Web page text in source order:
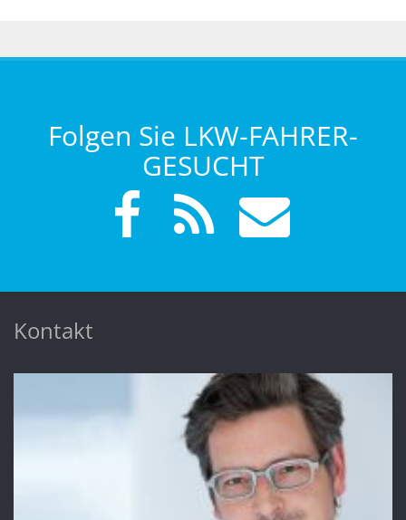
Folgen Sie LKW-FAHRER-
GESUCHT
Kontakt